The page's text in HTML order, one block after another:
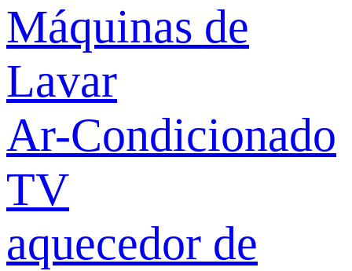
Máquinas de
Lavar
Ar-Condicionado
TV
aquecedor de